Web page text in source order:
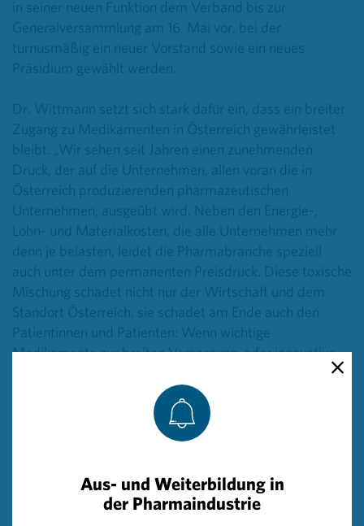
in seiner neuen Funktion dem Verband bis zur
Generalversammlung am 16. Mai vor, bei der
turnusmäßig ein neuer Vorstand sowie ein neues
Präsidium gewählt werden.
Dr. Wittmann setzt sich stark dafür ein, dass ein breiter
Zugang zu Medikamenten in Österreich gewährleistet
bleibt. „Wir sehen seit Jahren einen zunehmenden
Druck, der auf die Unternehmen, allen voran die in
Österreich produzierenden pharmazeutischen
Unternehmen, ausgeübt wird. Neben den Energie-,
Lohn- und Materialkosten, die alle Unternehmen mehr
denn je belasten, leidet die Pharmabranche speziell
auch unter dem permanenten Preisdruck. Diese toxische
Mischung schadet nicht nur der Wirtschaft und dem
Standort Österreich, sie schadet am Ende auch den
Patientinnen und Patienten: Wenn wichtige
Medikamente zur breiten Versorgung, oder innovative
Therapien aus der Forschung, nur mehr eingeschränkt,
oder im schlimmsten Fall gar nicht mehr in Österreich
verfügbar sind, steigen die Kosten im
Gesundheitssystem erst recht an. Daher sehen wir es
pharmazeutischen Industrie als eine der
Schlüsselbranchen anerkennt und hier entsprechende
Unterstützung bietet. Gerade in schwierigen Zeiten wie
Aus- und Weiterbildung in
der Pharmaindustrie